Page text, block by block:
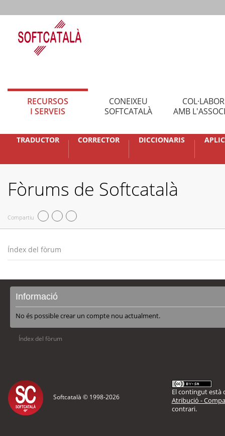
RECURSOS
I SERVEIS
CONEIXEU
SOFTCATALÀ
AMB
TRADUCTOR CORRECTOR DICCIONARIS
Fòrums de Softcatalà
Compartiu
Índex del fòrum
Informació
No és possible crear un compte nou actualment.
Índex del fòrum
Softcatalà © 1998-2026
El contingut està
Atribució -
contrari.